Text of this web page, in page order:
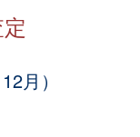
月）